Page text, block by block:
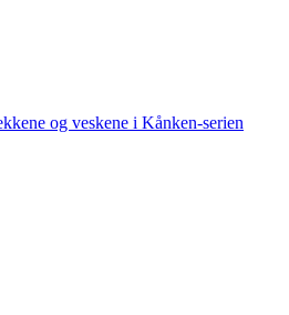
og veskene i Kånken-serien